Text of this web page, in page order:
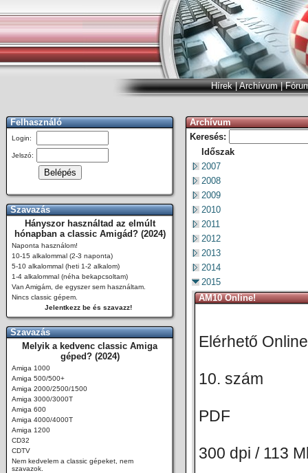
Hírek|Archívum|
Felhasználó
Login:
Jelszó:
Szavazás
Hányszor használtad az elmúlt
hónapban a classic Amigád? (2024)
Naponta használom!
10-15 alkalommal (2-3 naponta)
5-10 alkalommal (heti 1-2 alkalom)
1-4 alkalommal (néha bekapcsoltam)
Van Amigám, de egyszer sem használtam.
Nincs classic gépem.
Jelentkezz be és szavazz!
Szavazás
Melyik a kedvenc classic Amiga
géped? (2024)
Amiga 1000
Amiga 500/500+
Amiga 2000/2500/1500
Amiga 3000/3000T
Amiga 600
Amiga 4000/4000T
Amiga 1200
CD32
CDTV
Nem kedvelem a classic gépeket, nem
szavazok.
Archívum
Keresés:
Időszak
2007
2008
2009
2010
2011
2012
2013
2014
2015
AM10 Online!
Elérhető
10. szám
PDF
300 dpi / 113